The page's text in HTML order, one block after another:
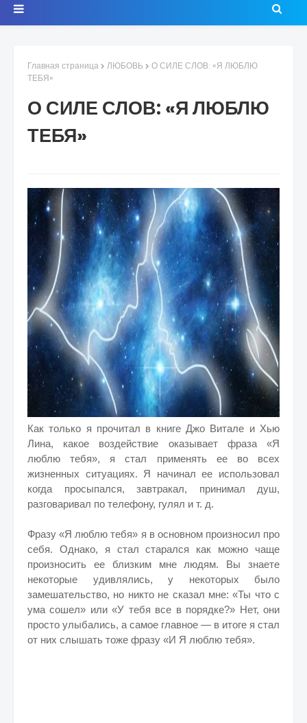
Главная страница ЛЮБОВЬ
О СИЛЕ СЛОВ: «Я ЛЮБЛЮ
ТЕБЯ»
О СИЛЕ СЛОВ: «Я ЛЮБЛЮ
ТЕБЯ»
Как только я прочитал в книге Джо Витале и Хью
Лина, какое воздействие оказывает фраза «Я
люблю тебя», я стал применять ее во всех
жизненных ситуациях. Я начинал ее использовал
когда просыпался, завтракал, принимал душ,
разговаривал по телефону, гулял и т. д.
Фразу «Я люблю тебя» я в основном произносил про
себя. Однако, я стал старался как можно чаще
произносить ее близким мне людям. Вы знаете
некоторые удивлялись, у некоторых было
замешательство, но никто не сказал мне: «Ты что с
ума сошел» или «У тебя все в порядке?» Нет, они
просто улыбались, а самое главное — в итоге я стал
от них слышать тоже фразу «И Я люблю тебя».